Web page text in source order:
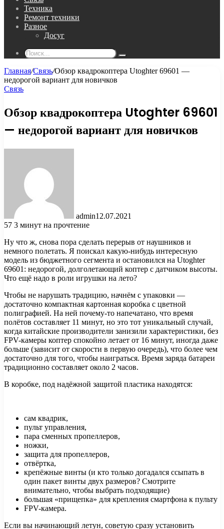
Техника
Ремонт техники
Разное
Досуг
Поиск...
Главная/Связь/Обзор квадрокоптера Utoghter 69601 —
недорогой вариант для новичков
Связь
Обзор квадрокоптера Utoghter 69601
— недорогой вариант для новичков
admin12.07.2021
57 3 минут на прочтение
Ну что ж, снова пора сделать перерыв от наушников и
немного полетать. Я поискал какую-нибудь интересную
модель из бюджетного сегмента и остановился на Utoghter
69601: недорогой, долголетающий коптер с датчиком высоты.
Что ещё надо в роли игрушки на лето?
Чтобы не нарушать традицию, начнём с упаковки —
достаточно компактная картонная коробка с цветной
полиграфией. На ней почему-то напечатано, что время
полётов составляет 11 минут, но это тот уникальный случай,
когда китайские производители занизили характеристики, без
FPV-камеры коптер спокойно летает от 16 минут, иногда даже
больше (зависит от скорости в первую очередь), что более чем
достаточно для того, чтобы наиграться. Время заряда батареи
традиционно составляет около 2 часов.
В коробке, под надёжной защитой пластика находятся:
сам квадрик,
пульт управления,
пара сменных пропеллеров,
ножки,
защита для пропеллеров,
отвёртка,
крепёжные винты (и кто только догадался ссыпать в
один пакет винты двух размеров? Смотрите
внимательно, чтобы выбрать подходящие)
большая «прищепка» для крепления смартфона к пульту
FPV-камера.
Если вы начинающий летун, советую сразу установить